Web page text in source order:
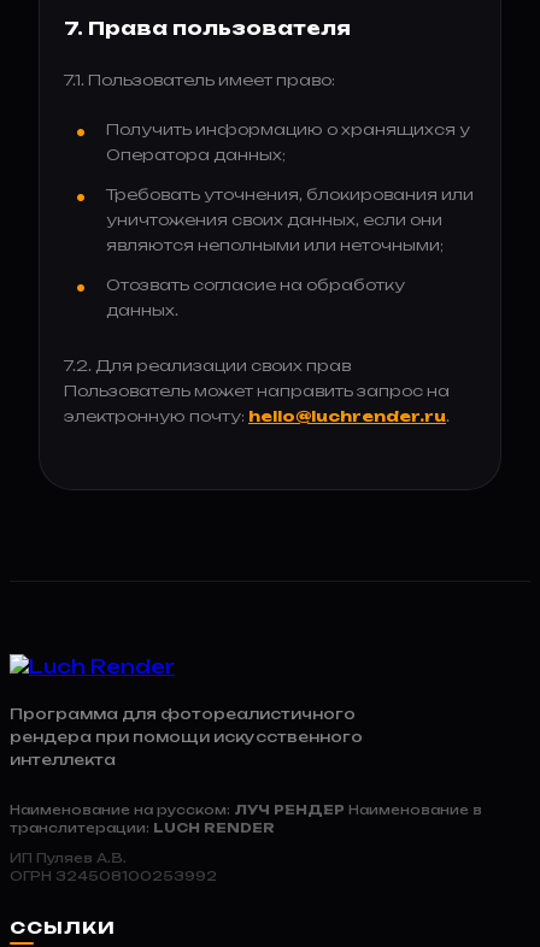
7. Права пользователя
7.1. Пользователь имеет право:
Получить информацию о хранящихся у
Оператора данных;
Требовать уточнения, блокирования или
уничтожения своих данных, если они
являются неполными или неточными;
Отозвать согласие на обработку
данных.
7.2. Для реализации своих прав
Пользователь может направить запрос на
электронную почту: hello@luchrender.ru.
Программа для фотореалистичного
рендера при помощи искусственного
интеллекта
Наименование на русском: ЛУЧ РЕНДЕР Наименование в
транслитерации: LUCH RENDER
ИП Пуляев А.В.
ОГРН 324508100253992
ССЫЛКИ